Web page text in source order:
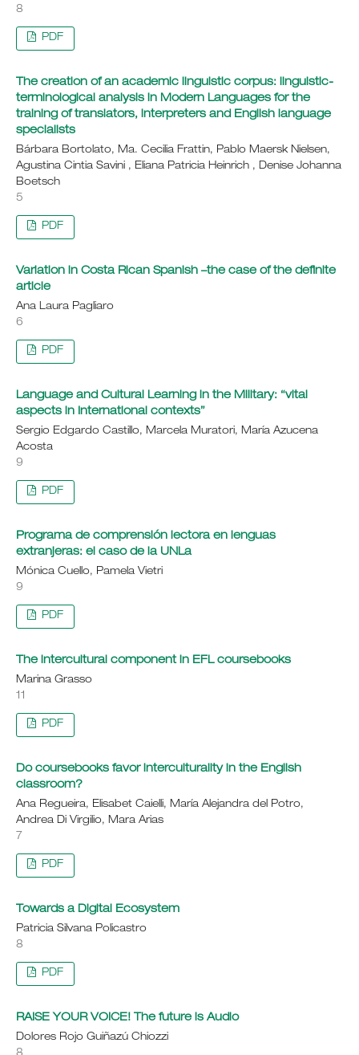
8
PDF
The creation of an academic linguistic corpus: linguistic-
terminological analysis in Modern Languages for the
training of translators, interpreters and English language
specialists
Bárbara Bortolato, Ma. Cecilia Frattin, Pablo Maersk Nielsen,
Agustina Cintia Savini , Eliana Patricia Heinrich , Denise Johanna
Boetsch
5
PDF
Variation in Costa Rican Spanish –the case of the definite
article
Ana Laura Pagliaro
6
PDF
Language and Cultural Learning in the Military: “vital
aspects in International contexts”
Sergio Edgardo Castillo, Marcela Muratori, María Azucena
Acosta
9
PDF
Programa de comprensión lectora en lenguas
extranjeras: el caso de la UNLa
Mónica Cuello, Pamela Vietri
9
PDF
The intercultural component in EFL coursebooks
Marina Grasso
11
PDF
Do coursebooks favor interculturality in the English
classroom?
Ana Regueira, Elisabet Caielli, María Alejandra del Potro,
Andrea Di Virgilio, Mara Arias
7
PDF
Towards a Digital Ecosystem
Patricia Silvana Policastro
8
PDF
RAISE YOUR VOICE! The future is Audio
Dolores Rojo Guiñazú Chiozzi